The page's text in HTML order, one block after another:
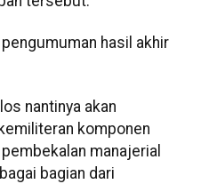
hasil akhir
nantinya akan
komponen
manajerial
bagian dari